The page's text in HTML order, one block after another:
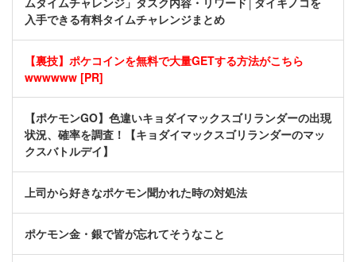
入手できる有料タイムチャレンジまとめ
【裏技】ポケコインを無料で大量GETする方法がこちら
wwwwww [PR]
【ポケモンGO】色違いキョダイマックスゴリランダーの出現
状況、確率を調査！【キョダイマックスゴリランダーのマッ
クスバトルデイ】
上司から好きなポケモン聞かれた時の対処法
ポケモン金・銀で皆が忘れてそうなこと